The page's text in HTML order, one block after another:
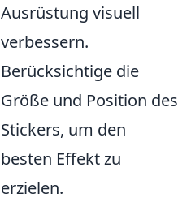
Ausrüstung visuell
verbessern.
Berücksichtige die
Größe und Position des
Stickers, um den
besten Effekt zu
erzielen.